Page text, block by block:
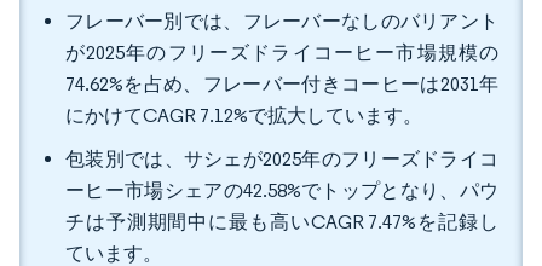
フレーバー別では、フレーバーなしのバリアント
が2025年のフリーズドライコーヒー市場規模の
74.62%を占め、フレーバー付きコーヒーは2031年
にかけてCAGR 7.12%で拡大しています。
包装別では、サシェが2025年のフリーズドライコ
ーヒー市場シェアの42.58%でトップとなり、パウ
チは予測期間中に最も高いCAGR 7.47%を記録し
ています。